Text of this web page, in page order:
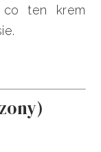
co ten krem